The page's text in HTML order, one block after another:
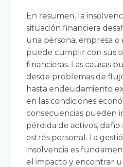
En resumen, la
situación financiera
una persona, empresa o
puede cumplir con sus
financieras. Las causas
desde problemas de
hasta endeudamiento
en las condiciones
consecuencias pueden
pérdida de activos,
estrés personal. La
insolvencia es
el impacto y encontrar